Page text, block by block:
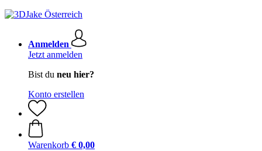
Anmelden
Jetzt anmelden
Bist du neu hier?
Konto erstellen
Warenkorb € 0,00